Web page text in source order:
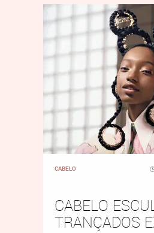
CABELO
CABELO
TRANÇADOS